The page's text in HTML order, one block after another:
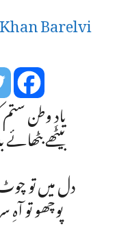
یادِ وطن
بیٹھے
دل میں تو
پوچھو تو